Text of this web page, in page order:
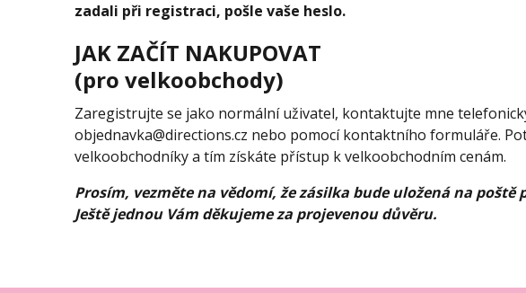
zadali při registraci, pošle vaše heslo.
JAK ZAČÍT NAKUPOVAT
(pro velkoobchody)
Zaregistrujte se jako normální uživatel, kontaktujte mne
objednavka@directions.cz nebo pomocí kontaktního formuláře.
velkoobchodníky a tím získáte přístup k velkoobchodním cenám.
Prosím, vezměte na vědomí, že zásilka bude uložená na poště
Ještě jednou Vám děkujeme za projevenou důvěru.